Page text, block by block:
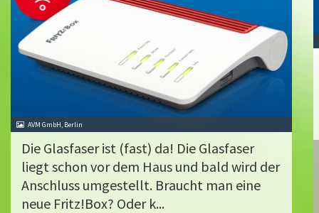
AVM GmbH, Berlin
Die Glasfaser ist (fast) da! Die Glasfaser
liegt schon vor dem Haus und bald wird der
Anschluss umgestellt. Braucht man eine
neue Fritz!Box? Oder k...